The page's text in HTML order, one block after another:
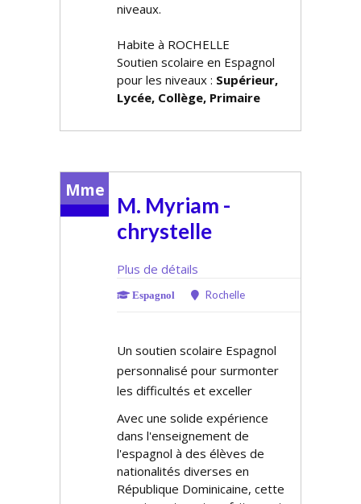
niveaux.
Habite à ROCHELLE
Soutien scolaire en Espagnol
pour les niveaux : Supérieur,
Lycée, Collège, Primaire
Mme
M. Myriam -
chrystelle
Plus de détails
Espagnol Rochelle
Un soutien scolaire Espagnol
personnalisé pour surmonter
les difficultés et exceller
Avec une solide expérience
dans l'enseignement de
l'espagnol à des élèves de
nationalités diverses en
République Dominicaine, cette